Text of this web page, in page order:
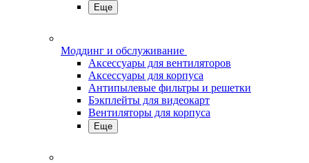
Еще
Моддинг и обслуживание
Аксессуары для вентиляторов
Аксессуары для корпуса
Антипылевые фильтры и решетки
Бэкплейты для видеокарт
Вентиляторы для корпуса
Еще